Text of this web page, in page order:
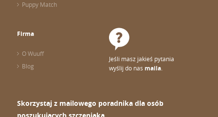
Puppy Match
Firma
O Wuuff
Blog
Jeśli masz jakieś pytania
wyślij do nas maila
Skorzystaj z mailowego poradnika dla osób